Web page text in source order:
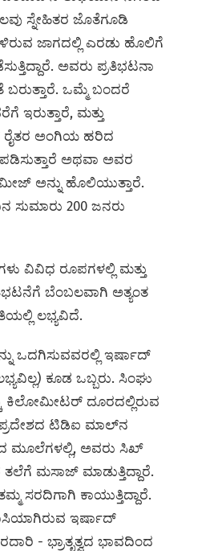
ಸ್ನೇಹಿತರ ಜೊತೆಗೂಡಿ
ಜಾಗದಲ್ಲಿ ಎರಡು ಹೊಲಿಗೆ
ಅವರು ಪ್ರತಿಭಟನಾ
ಬರುತ್ತಾರೆ. ಒಮ್ಮೆ ಬಂದರೆ
ಇರುತ್ತಾರೆ, ಮತ್ತು
ರೈತರ ಅಂಗಿಯ ಹರಿದ
ಅಥವಾ ಅವರ
ಅನ್ನು ಹೊಲಿಯುತ್ತಾರೆ.
ಸುಮಾರು 200 ಜನರು
ವಿವಿಧ ರೂಪಗಳಲ್ಲಿ ಮತ್ತು
ಬೆಂಬಲವಾಗಿ ಅತ್ಯಂತ
ಲಭ್ಯವಿದೆ.
ಒದಗಿಸುವವರಲ್ಲಿ ಇರ್ಷಾದ್
ಕೂಡ ಒಬ್ಬರು. ಸಿಂಘು
ಕಿಲೋಮೀಟರ್ ದೂರದಲ್ಲಿರುವ
ಪ್ರದೇಶದ ಟಿಡಿಐ ಮಾಲ್‌ನ
ಮೂಲೆಗಳಲ್ಲಿ, ಅವರು ಸಿಖ್
ತಲೆಗೆ ಮಸಾಜ್ ಮಾಡುತ್ತಿದ್ದಾರೆ.
ಸರದಿಗಾಗಿ ಕಾಯುತ್ತಿದ್ದಾರೆ.
ಇರ್ಷಾದ್
- ಭ್ರಾತೃತ್ವದ ಭಾವದಿಂದ